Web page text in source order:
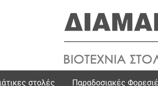
στολές Παραδοσιακές